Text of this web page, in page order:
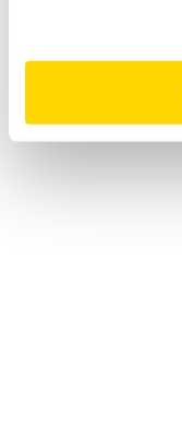
website niet